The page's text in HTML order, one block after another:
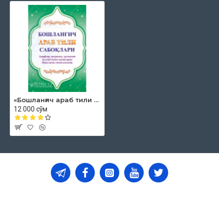
«Бошланғич араб тили сабоқлари»
12 000 сўм